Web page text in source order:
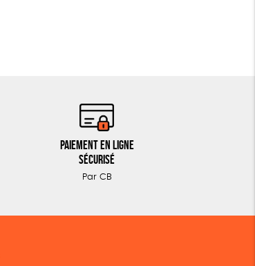
Paiement en ligne
sécurisé
Par CB